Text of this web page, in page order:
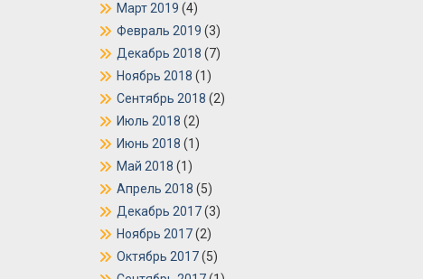
Март 2019 (4)
Февраль 2019 (3)
Декабрь 2018 (7)
Ноябрь 2018 (1)
Сентябрь 2018 (2)
Июль 2018 (2)
Июнь 2018 (1)
Май 2018 (1)
Апрель 2018 (5)
Декабрь 2017(3)
Ноябрь 2017(2)
Октябрь 2017(5)